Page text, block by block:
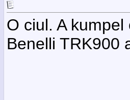
O ciul. A
Benelli TRK900